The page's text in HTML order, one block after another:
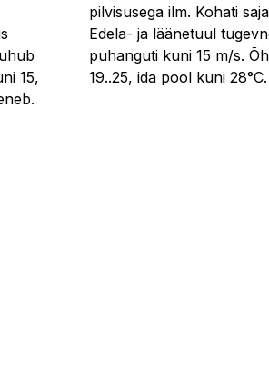
15,
pilvisusega ilm. Kohati
Edela- ja läänetuul
puhanguti kuni 15 m/s.
19..25, ida pool kuni 28°C.